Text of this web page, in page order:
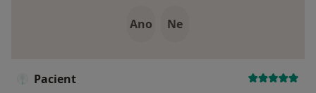
Ano Ne
Pacient